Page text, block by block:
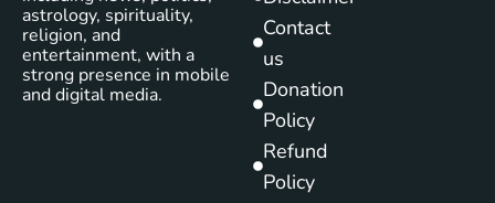
astrology, spirituality,
religion, and
entertainment, with a
strong presence in mobile
and digital media.
Contact
us
Donation
Policy
Refund
Policy